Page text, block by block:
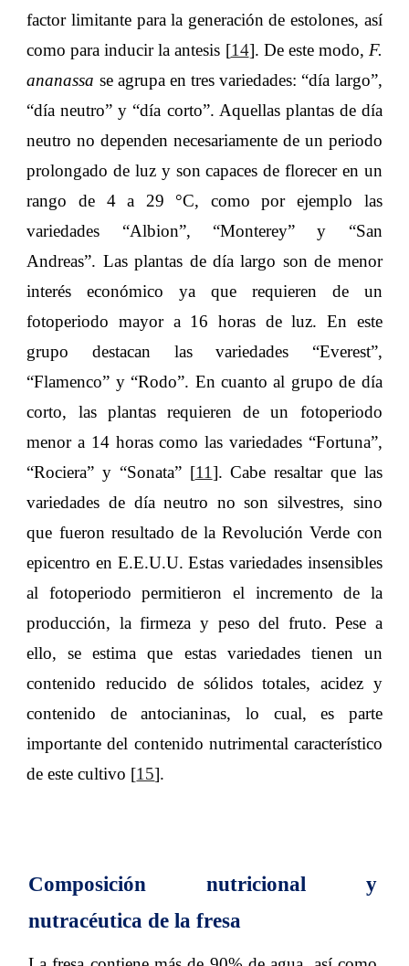
factor limitante para la generación de estolones, así
como para inducir la antesis [14]. De este modo, F.
ananassa se agrupa en tres variedades: “día largo”,
“día neutro” y “día corto”. Aquellas plantas de día
neutro no dependen necesariamente de un periodo
prolongado de luz y son capaces de florecer en un
rango de 4 a 29 °C, como por ejemplo las
variedades “Albion”, “Monterey” y “San
Andreas”. Las plantas de día largo son de menor
interés económico ya que requieren de un
fotoperiodo mayor a 16 horas de luz. En este
grupo destacan las variedades “Everest”,
“Flamenco” y “Rodo”. En cuanto al grupo de día
corto, las plantas requieren de un fotoperiodo
menor a 14 horas como las variedades “Fortuna”,
“Rociera” y “Sonata” [11]. Cabe resaltar que las
variedades de día neutro no son silvestres, sino
que fueron resultado de la Revolución Verde con
epicentro en E.E.U.U. Estas variedades insensibles
al fotoperiodo permitieron el incremento de la
producción, la firmeza y peso del fruto. Pese a
ello, se estima que estas variedades tienen un
contenido reducido de sólidos totales, acidez y
contenido de antocianinas, lo cual, es parte
importante del contenido nutrimental característico
de este cultivo [15].
Composición nutricional y
nutracéutica de la fresa